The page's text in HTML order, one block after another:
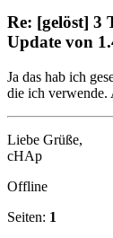
Re: [gelöst] 3
Update von
Ja das hab ich
die ich verwende.
Liebe Grüße,
cHAp
Offline
Seiten: 1